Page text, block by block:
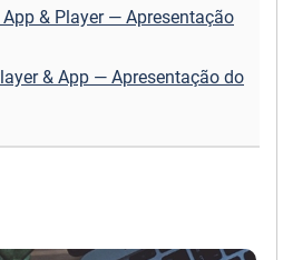
& Player — Apresentação
& App — Apresentação do